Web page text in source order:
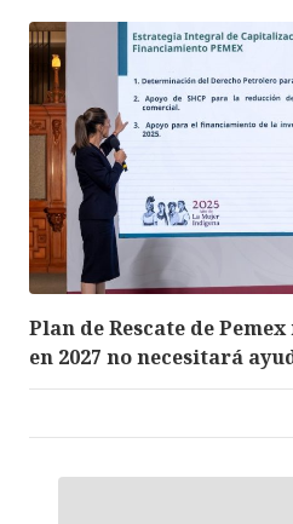
Plan de Rescate de
en 2027 no necesitará